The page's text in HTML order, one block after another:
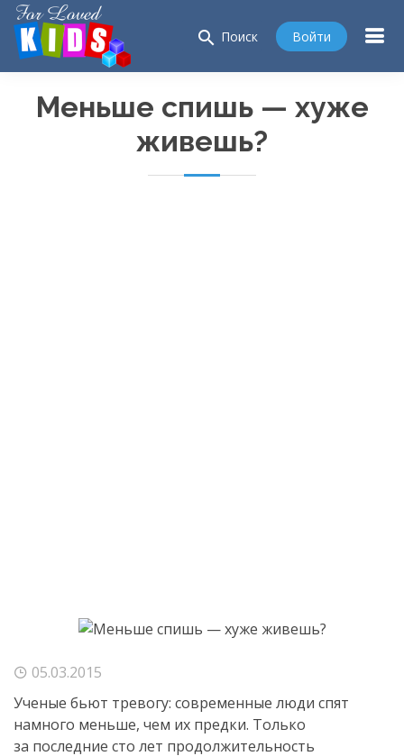
search Поиск Войти
Меньше спишь — хуже
живешь?
05.03.2015
Ученые бьют тревогу: современные люди спят
намного меньше, чем их предки. Только
за последние сто лет продолжительность